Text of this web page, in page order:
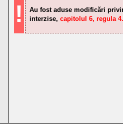
!
Au fost aduse modificări
interzise, capitolul 6, regula 4.